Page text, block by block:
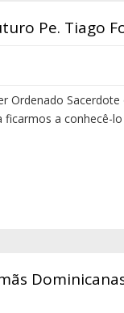
Pe. Tiago
Ordenado
ficarmos a conhecê-